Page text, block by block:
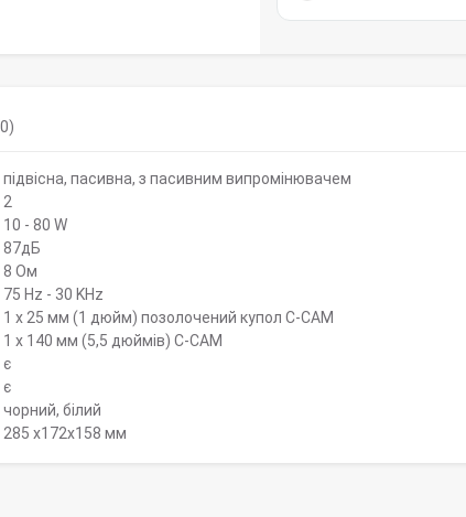
підвісна, пасивна, з пасивним випромінювачем
2
10 - 80 W
87дБ
8 Ом
75 Hz - 30 KHz
1 х 25 мм (1 дюйм) позолочений купол C-CAM
1 х 140 мм (5,5 дюймів) C-CAM
є
є
чорний, білий
285 x172x158 мм